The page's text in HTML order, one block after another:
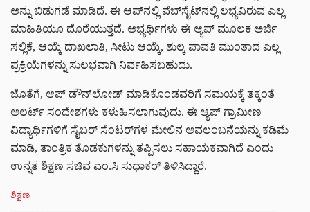
ಅನ್ನು ಬಿಡುಗಡೆ ಮಾಡಿದೆ. ಈ ಆಪ್‌ನಲ್ಲಿ ವೆಬ್‌ಸೈಟ್‌ನಲ್ಲಿ ಲಭ್ಯವಿರುವ ಎಲ್ಲ
ಮಾಹಿತಿಯೂ ದೊರೆಯುತ್ತದೆ. ಅಭ್ಯರ್ಥಿಗಳು ಈ ಆ್ಯಪ್ ಮೂಲಕ ಅರ್ಜಿ
ಸಲ್ಲಿಕೆ, ಆಯ್ಕೆ ದಾಖಲಾತಿ, ಸೀಟು ಆಯ್ಕೆ, ಶುಲ್ಕ ಪಾವತಿ ಮುಂತಾದ ಎಲ್ಲ
ಪ್ರಕ್ರಿಯೆಗಳನ್ನು ಸುಲಭವಾಗಿ ನಿರ್ವಹಿಸಬಹುದು.
ಜೊತೆಗೆ, ಆಪ್‌ ಡೌನ್‌ಲೋಡ್ ಮಾಡಿಕೊಂಡವರಿಗೆ ಸಮಯಕ್ಕೆ ತಕ್ಕಂತೆ
ಅಲರ್ಟ್ ಸಂದೇಶಗಳು ಕಳುಹಿಸಲಾಗುವುದು. ಈ ಆ್ಯಪ್ ಗ್ರಾಮೀಣ
ವಿದ್ಯಾರ್ಥಿಗಳಿಗೆ ಸೈಬರ್ ಸೆಂಟರ್‌ಗಳ ಮೇಲಿನ ಅವಲಂಬನೆಯನ್ನು ಕಡಿಮೆ
ಮಾಡಿ, ತಾಂತ್ರಿಕ ತೊಡಕುಗಳನ್ನು ತಪ್ಪಿಸಲು ಸಹಾಯಕವಾಗಿದೆ ಎಂದು
ಉನ್ನತ ಶಿಕ್ಷಣ ಸಚಿವ ಎಂ.ಸಿ ಸುಧಾಕರ್ ತಿಳಿಸಿದ್ದಾರೆ.
C
ಶಿಕ್ಷಣ